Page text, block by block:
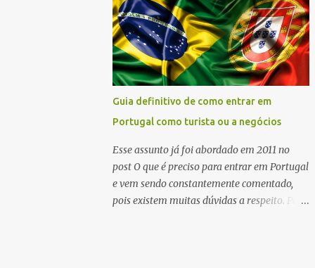
Serviços de Entradas e Fronteiras (SEF).
Como tinha tudo dentro da normalidade,
minha entrada no país foi autorizada. Mas é
claro, que não desejo isso para ninguém.
Portugal precisa de uma fiscalização severa,
pois é uma das portas de entrada de drogas
grande o número de jovens, solteiras e
brasileiras (encaixo em todas as
características) que chegam sozinhas e vão
direto para o trabalho ilegal, ou seja,
prostituição. Apesar da longa espera (eles
Guia definitivo de como entrar em
Portugal como turista ou a negócios
Esse assunto já foi abordado em 2011 no
post O que é preciso para entrar em Portugal
e vem sendo constantemente comentado,
pois existem muitas dúvidas a respeito. Para